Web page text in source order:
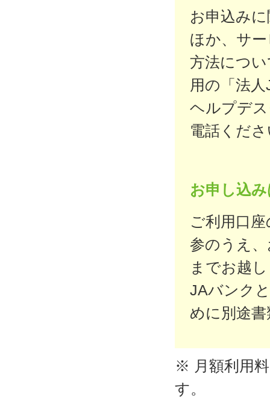
お申込み
ほか、サ
方法につ
用の「法
ヘルプデ
電話くだ
お申し込
ご利用口
参のうえ
までお越
JAバンク
めに別途
※ 月額利用
す。